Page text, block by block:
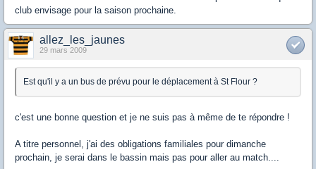
club envisage pour la saison prochaine.
allez_les_jaunes
29 mars 2009
Est qu'il y a un bus de prévu pour le déplacement à St Flour ?
c'est une bonne question et je ne suis pas à même de te répondre !
A titre personnel, j'ai des obligations familiales pour dimanche
prochain, je serai dans le bassin mais pas pour aller au match....